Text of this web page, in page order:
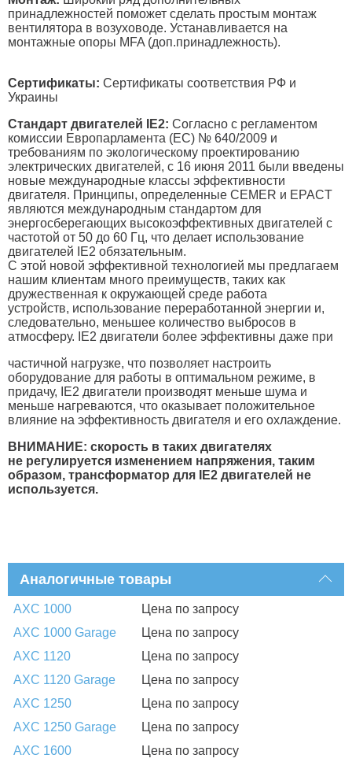
принадлежностей поможет сделать простым монтаж
вентилятора в возуховоде. Устанавливается на
монтажные опоры MFA (доп.принадлежность).
Сертификаты: Сертификаты соответствия РФ и
Украины
Стандарт двигателей IE2: Согласно с регламентом
комиссии Европарламента (ЕС) № 640/2009 и
требованиям по экологическому проектированию
электрических двигателей, с 16 июня 2011 были введены
новые международные классы эффективности
двигателя. Принципы, определенные CEMER и EPACT
являются международным стандартом для
энергосберегающих высокоэффективных двигателей с
частотой от 50 до 60 Гц, что делает использование
двигателей IE2 обязательным.
С этой новой эффективной технологией мы предлагаем
нашим клиентам много преимуществ, таких как
дружественная к окружающей среде работа
устройств, использование переработанной энергии и,
следовательно, меньшее количество выбросов в
атмосферу. IE2 двигатели более эффективны даже при
частичной нагрузке, что позволяет настроить
оборудование для работы в оптимальном режиме, в
придачу, IE2 двигатели производят меньше шума и
меньше нагреваются, что оказывает положительное
влияние на эффективность двигателя и его охлаждение.
ВНИМАНИЕ: скорость в таких двигателях
не регулируется изменением напряжения, таким
образом, трансформатор для IE2 двигателей не
используется.
Аналогичные товары
AXC 1000
Цена по запросу
AXC 1000 Garage
Цена по запросу
AXC 1120
Цена по запросу
AXC 1120 Garage
Цена по запросу
AXC 1250
Цена по запросу
AXC 1250 Garage
Цена по запросу
AXC 1600
Цена по запросу